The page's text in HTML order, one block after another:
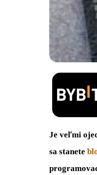
Je veľmi
sa stanete